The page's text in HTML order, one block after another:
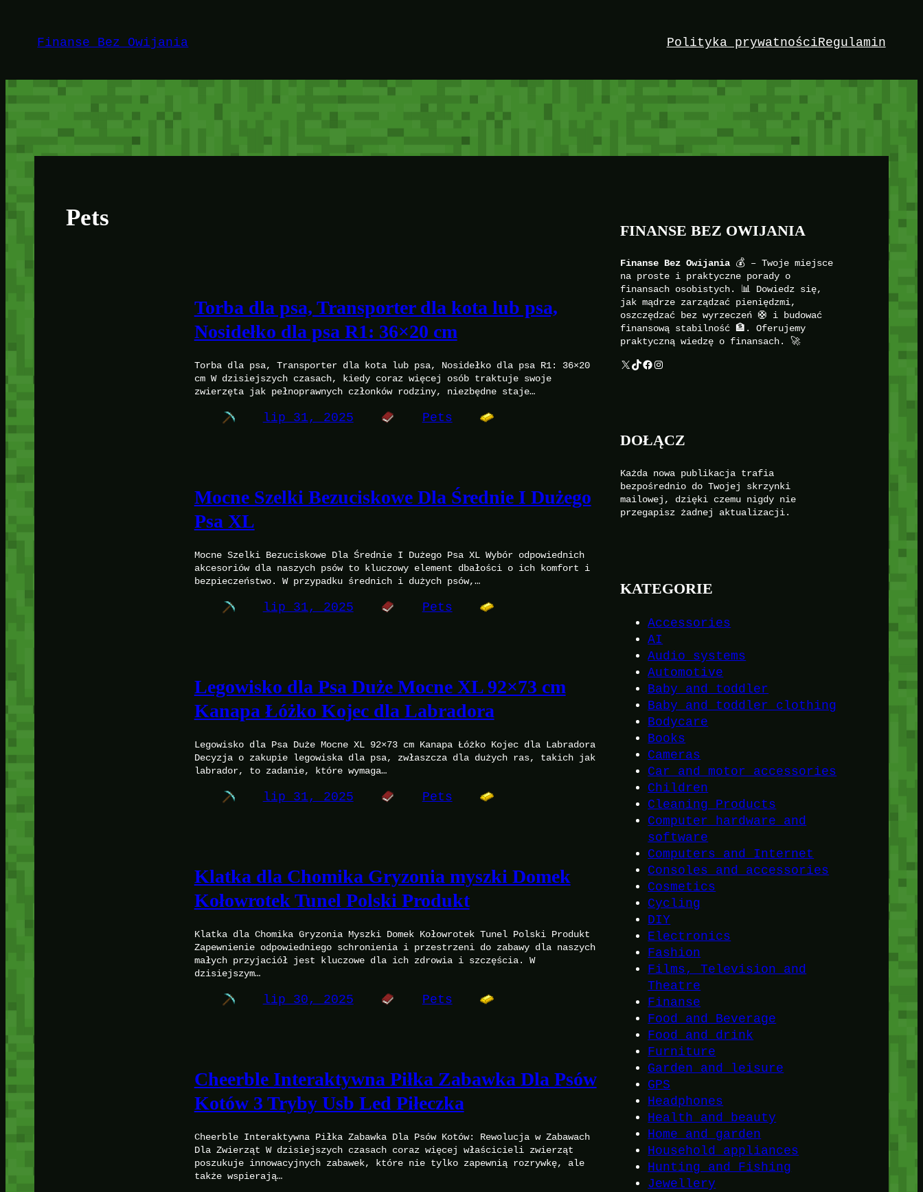
treściFinanse Bez Owijania Polityka prywatnościRegulamin
Pets
Torba dla psa, Transporter dla kota lub psa,
Nosidełko dla psa R1: 36×20 cm
Torba dla psa, Transporter dla kota lub psa, Nosidełko dla psa R1: 36×20
cm W dzisiejszych czasach, kiedy coraz więcej osób traktuje swoje
zwierzęta jak pełnoprawnych członków rodziny, niezbędne staje…
lip 31, 2025 Pets
Mocne Szelki Bezuciskowe Dla Średnie I Dużego
Psa XL
Mocne Szelki Bezuciskowe Dla Średnie I Dużego Psa XL Wybór odpowiednich
akcesoriów dla naszych psów to kluczowy element dbałości o ich komfort i
bezpieczeństwo. W przypadku średnich i dużych psów,…
lip 31, 2025 Pets
Legowisko dla Psa Duże Mocne XL 92×73 cm
Kanapa Łóżko Kojec dla Labradora
Legowisko dla Psa Duże Mocne XL 92×73 cm Kanapa Łóżko Kojec dla Labradora
Decyzja o zakupie legowiska dla psa, zwłaszcza dla dużych ras, takich jak
labrador, to zadanie, które wymaga…
lip 31, 2025 Pets
Klatka dla Chomika Gryzonia myszki Domek
Kołowrotek Tunel Polski Produkt
Klatka dla Chomika Gryzonia Myszki Domek Kołowrotek Tunel Polski Produkt
Zapewnienie odpowiedniego schronienia i przestrzeni do zabawy dla naszych
małych przyjaciół jest kluczowe dla ich zdrowia i szczęścia. W
dzisiejszym…
lip 30, 2025 Pets
Cheerble Interaktywna Piłka Zabawka Dla Psów
Kotów 3 Tryby Usb Led Piłeczka
Cheerble Interaktywna Piłka Zabawka Dla Psów Kotów: Rewolucja w Zabawach
Dla Zwierząt W dzisiejszych czasach coraz więcej właścicieli zwierząt
poszukuje innowacyjnych zabawek, które nie tylko zapewnią rozrywkę, ale
także wspierają…
FINANSE BEZ OWIJANIA
Finanse Bez Owijania 💰 – Twoje miejsce
na proste i praktyczne porady o
finansach osobistych. 📊 Dowiedz się,
jak mądrze zarządzać pieniędzmi,
oszczędzać bez wyrzeczeń 🛟 i budować
finansową stabilność 🏦. Oferujemy
praktyczną wiedzę o finansach. 🚀
X TikTok Facebook Instagram
DOŁĄCZ
Każda nowa publikacja trafia
bezpośrednio do Twojej skrzynki
mailowej, dzięki czemu nigdy nie
przegapisz żadnej aktualizacji.
KATEGORIE
Accessories
AI
Audio systems
Automotive
Baby and toddler
Baby and toddler clothing
Bodycare
Books
Cameras
Car and motor accessories
Children
Cleaning Products
Computer hardware and
software
Computers and Internet
Consoles and accessories
Cosmetics
Cycling
DIY
Electronics
Fashion
Films, Television and
Theatre
Finanse
Food and Beverage
Food and drink
Furniture
Garden and leisure
GPS
Headphones
Health and beauty
Home and garden
Household appliances
Hunting and Fishing
Jewellery